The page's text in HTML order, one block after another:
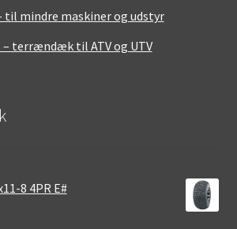
til mindre maskiner og udstyr
– terrændæk til ATV og UTV
8 4PR E#